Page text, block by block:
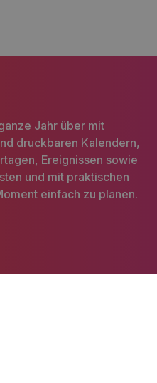
Jahr über mit
druckbaren Kalendern,
Ereignissen sowie
und mit praktischen
einfach zu planen.